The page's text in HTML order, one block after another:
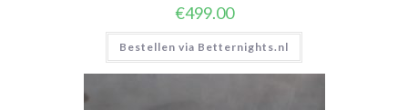
€499.00
Bestellen via Betternights.nl